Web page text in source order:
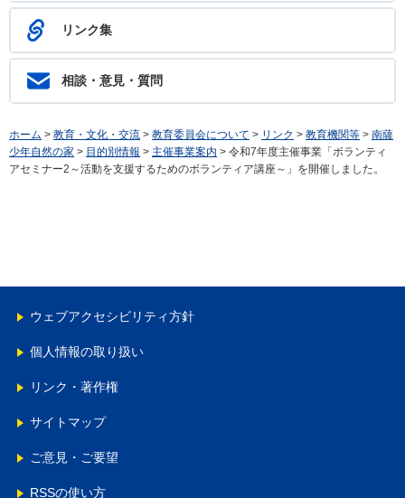
リンク集
相談・意見・質問
ホーム > 教育・文化・交流 > 教育委員会について > リンク > 教育機関等 > 南薩
少年自然の家 > 目的別情報 > 主催事業案内 > 令和7年度主催事業「ボランティ
アセミナー2～活動を支援するためのボランティア講座～」を開催しました。
ウェブアクセシビリティ方針
個人情報の取り扱い
リンク・著作権
サイトマップ
ご意見・ご要望
RSSの使い方